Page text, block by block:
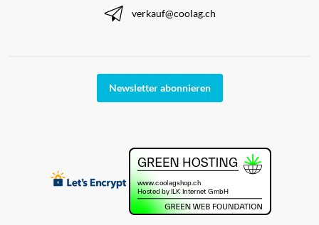
verkauf@coolag.ch
Newsletter abonnieren